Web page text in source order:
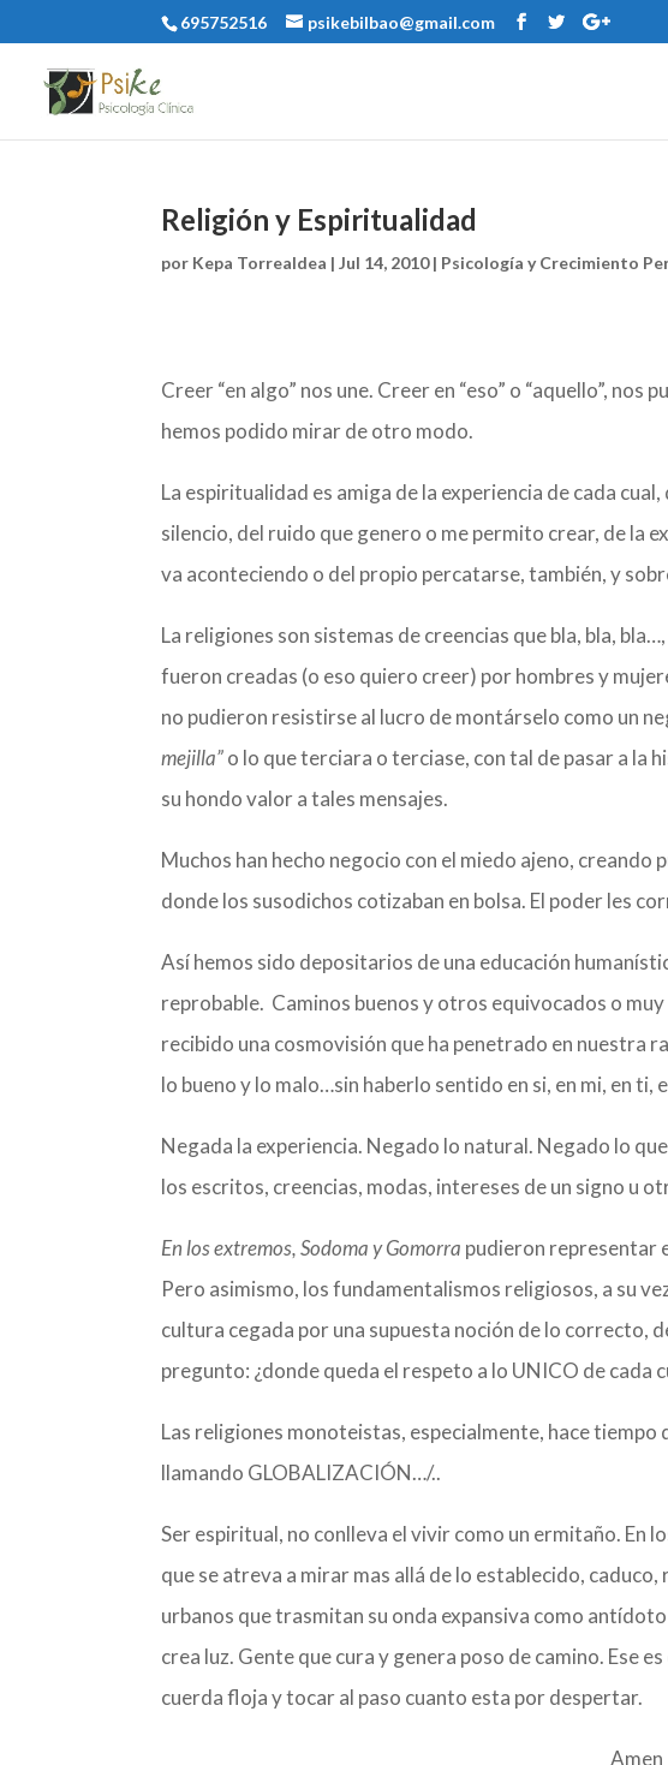
695752516 psikebilbao@gmail.com
Religión y Espiritualidad
por Kepa Torrealdea |Jul 14, 2010| Psicología y Crecimiento
Creer “en algo” nos une. Creer en “eso” o “aquello”, nos
hemos podido mirar de otro modo.
La espiritualidad es amiga de la experiencia de cada
silencio, del ruido que genero o me permito crear, de la
va aconteciendo o del propio percatarse, también, y
La religiones son sistemas de creencias que bla, bla,
fueron creadas (o eso quiero creer) por hombres y
no pudieron resistirse al lucro de montárselo como un
mejilla”o lo que terciara o terciase, con tal de pasar a la
su hondo valor a tales mensajes.
Muchos han hecho negocio con el miedo ajeno,
donde los susodichos cotizaban en bolsa. El poder les
Así hemos sido depositarios de una educación
reprobable. Caminos buenos y otros equivocados o
recibido una cosmovisión que ha penetrado en nuestra
lo bueno y lo malo…sin haberlo sentido en si, en mi, en ti,
Negada la experiencia. Negado lo natural. Negado lo
los escritos, creencias, modas, intereses de un signo u
En los extremos, Sodoma y Gomorra pudieron representar
Pero asimismo, los fundamentalismos religiosos, a su
cultura cegada por una supuesta noción de lo correcto,
pregunto: ¿donde queda el respeto a lo UNICO de cada
Las religiones monoteistas, especialmente, hace tiempo
llamando GLOBALIZACIÓN…/..
Ser espiritual, no conlleva el vivir como un ermitaño. En
que se atreva a mirar mas allá de lo establecido,
urbanos que trasmitan su onda expansiva como
crea luz. Gente que cura y genera poso de camino. Ese
cuerda floja y tocar al paso cuanto esta por despertar.
Amen